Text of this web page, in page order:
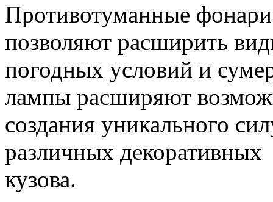
Противотуманные
позволяют расширить
погодных условий и
лампы расширяют
создания уникального
различных
кузова.